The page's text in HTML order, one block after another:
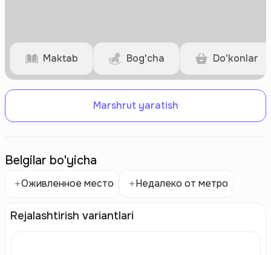
Maktab Bog'cha Do'konlar
Marshrut yaratish
Belgilar bo'yicha
Оживленное место Недалеко от метро
Rejalashtirish variantlari